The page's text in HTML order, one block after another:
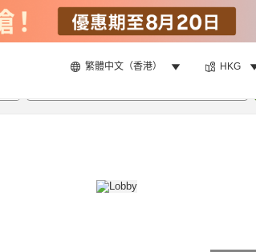
繁體中文（香港） HKG